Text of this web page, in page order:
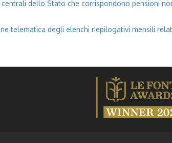
dello Stato che corrispondono pensioni
telematica degli elenchi riepilogativi mensili